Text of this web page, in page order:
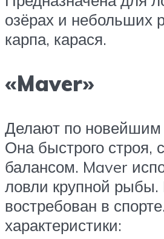
озёрах и небольших
карпа, карася.
«Maver»
Делают по новейшим
Она быстрого строя,
балансом. Maver
ловли крупной рыбы.
востребован в
характеристики: